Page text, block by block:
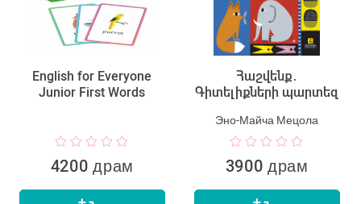
English for Everyone
Junior First Words
4200 драм
Հաշվենք․
Գիտելիքների պարտեզ
Эно-Майча Мецола
3900 драм